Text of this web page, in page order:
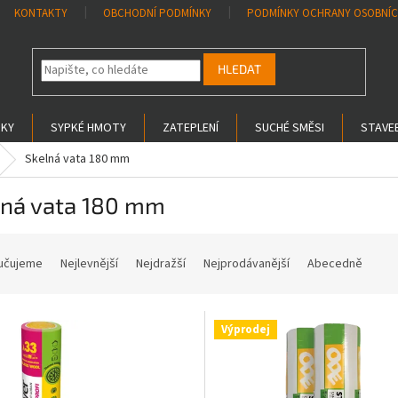
KONTAKTY OBCHODNÍ PODMÍNKY PODMÍNKY OCHRANY
HLEDAT
SYPKÉ HMOTY ZATEPLENÍ SUCHÉ SMĚSI
Skelná vata 180 mm
vata 180 mm
Nejlevnější Nejdražší Nejprodávanější Abecedně
Výprodej